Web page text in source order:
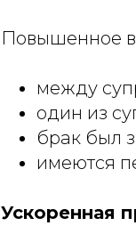
Повышенное
между
один из
брак был
имеются
Ускоренная